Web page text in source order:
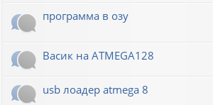
программа в озу
Васик на ATMEGA128
usb лоадер atmega 8